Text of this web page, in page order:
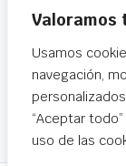
Valoramos
Usamos
navegación,
“Aceptar
uso de las
Desguaces El